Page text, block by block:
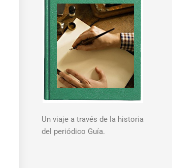
Un viaje a través de la historia
del periódico Guía.